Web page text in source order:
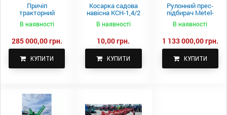
Причіп
тракторний
самоскидний
Spike 2 ПТС-4
В наявності
285 000,00 грн.
КУПИТИ
Косарка садова
навісна КСН-1,4/2
В наявності
10,00 грн.
КУПИТИ
Рулонний прес-
підбирач Metel-
Fach Z 587
В наявності
1 133 000,00 грн.
КУПИТИ